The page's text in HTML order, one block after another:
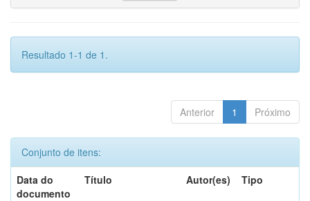
Resultado 1-1 de 1.
Anterior 1 Próximo
Conjunto de itens:
Data do
documento
Título Autor(es) Tipo